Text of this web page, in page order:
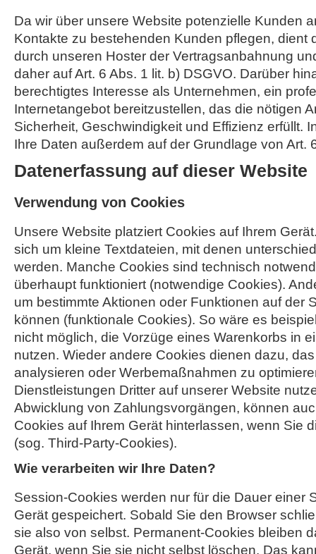
Da wir über unsere Website potenzielle Kunden
Kontakte zu bestehenden Kunden pflegen, dient
durch unseren Hoster der Vertragsanbahnung
daher auf Art. 6 Abs. 1 lit. b) DSGVO. Darüber
berechtigtes Interesse als Unternehmen, ein
Internetangebot bereitzustellen, das die nötigen
Sicherheit, Geschwindigkeit und Effizienz erfüllt.
Ihre Daten außerdem auf der Grundlage von Art.
Datenerfassung auf dieser Website
Verwendung von Cookies
Unsere Website platziert Cookies auf Ihrem
sich um kleine Textdateien, mit denen
werden. Manche Cookies sind technisch
überhaupt funktioniert (notwendige Cookies).
um bestimmte Aktionen oder Funktionen auf der
können (funktionale Cookies). So wäre es
nicht möglich, die Vorzüge eines Warenkorbs in
nutzen. Wieder andere Cookies dienen dazu,
analysieren oder Werbemaßnahmen zu
Dienstleistungen Dritter auf unserer Website
Abwicklung von Zahlungsvorgängen, können
Cookies auf Ihrem Gerät hinterlassen, wenn Sie
(sog. Third-Party-Cookies).
Wie verarbeiten wir Ihre Daten?
Session-Cookies werden nur für die Dauer einer
Gerät gespeichert. Sobald Sie den Browser
sie also von selbst. Permanent-Cookies bleiben
Gerät, wenn Sie sie nicht selbst löschen. Das